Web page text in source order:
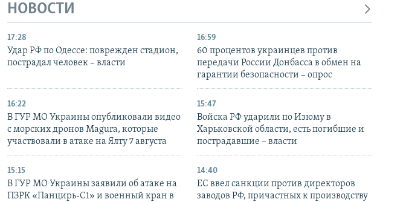
НОВОСТИ
17:28
Удар РФ по Одессе: поврежден стадион,
пострадал человек – власти
16:59
60 процентов украинцев против
передачи России Донбасса в обмен на
гарантии безопасности – опрос
16:22
В ГУР МО Украины опубликовали видео
с морских дронов Magura, которые
участвовали в атаке на Ялту 7 августа
15:47
Войска РФ ударили по Изюму в
Харьковской области, есть погибшие и
пострадавшие – власти
15:15
В ГУР МО Украины заявили об атаке на
ПЗРК «Панцирь-С1» и военный кран в
14:40
ЕС ввел санкции против директоров
заводов РФ, причастных к производству